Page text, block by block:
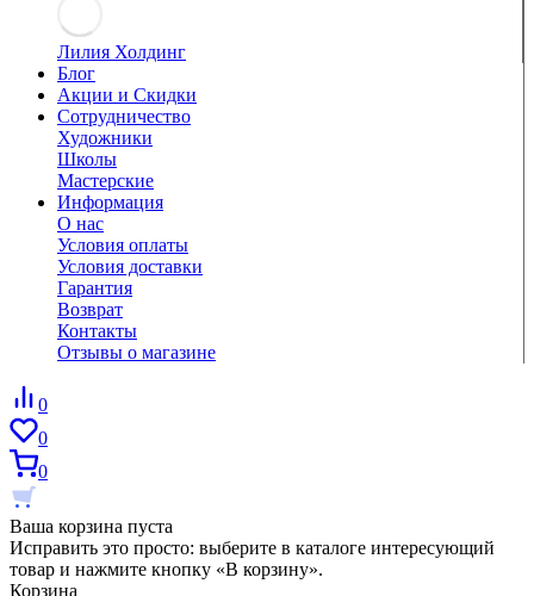
Лилия Холдинг
Блог
Акции и Скидки
Сотрудничество
Художники
Школы
Мастерские
Информация
О нас
Условия оплаты
Условия доставки
Гарантия
Возврат
Контакты
Отзывы о магазине
0
0
0
Ваша корзина пуста
Исправить это просто: выберите в каталоге интересующий
товар и нажмите кнопку «В корзину».
Корзина